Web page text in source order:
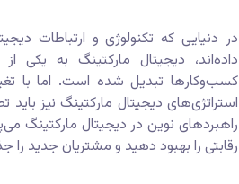
در دنیایی که تکنولوژی و ارتباطات
داده‌اند، دیجیتال مارکتینگ به
کسب‌وکارها تبدیل شده است. اما با
استراتژی‌های دیجیتال مارکتینگ نیز باید
راهبردهای نوین در دیجیتال مارکتینگ
رقابتی را بهبود دهید و مشتریان جدید را